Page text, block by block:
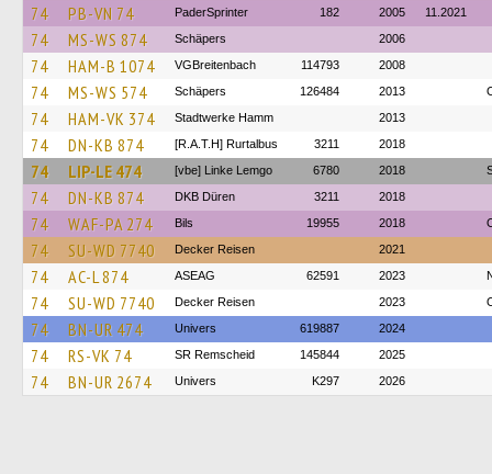
74 PB-VN 74 PaderSprinter 182 2005 11.2021
74 MS-WS 874 Schäpers 2006
74 HAM-B 1074 VGBreitenbach 114793 2008
74 MS-WS 574 Schäpers 126484 2013
74 HAM-VK 374 Stadtwerke Hamm 2013
74 DN-KB 874 [R.A.T.H] Rurtalbus 3211 2018
74 LIP-LE 474 [vbe] Linke Lemgo 6780 2018
74 DN-KB 874 DKB Düren 3211 2018
74 WAF-PA 274 Bils 19955 2018
74 SU-WD 7740 Decker Reisen 2021
74 AC-L 874 ASEAG 62591 2023
74 SU-WD 7740 Decker Reisen 2023
74 BN-UR 474 Univers 619887 2024
74 RS-VK 74 SR Remscheid 145844 2025
74 BN-UR 2674 Univers K297 2026